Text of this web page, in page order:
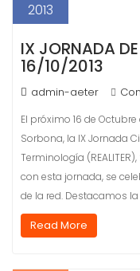
2013
IX JORNADA DE
16/10/2013
admin-aeter
El próximo 16 de
Sorbona, la IX Jornada
Terminología
con esta jornada, se
de la red. Destacamos
Read More